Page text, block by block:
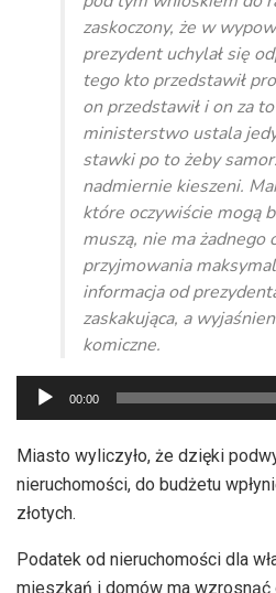
zaskoczony, że w
prezydent uchylał się
tego kto przedstawił
on przedstawił i on za
ministerstwo ustala
stawki po to żeby
nadmiernie kieszeni.
które oczywiście mogą
muszą, nie ma żadnego
przyjmowania
informacja od
zaskakująca, a
komiczne.
Odtwarzacz
plików
dźwiękowych
00:00
Miasto wyliczyło, że dzięki
nieruchomości, do budżetu
złotych.
Podatek od nieruchomości dla
mieszkań i domów ma